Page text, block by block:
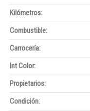
Kilómetros:
Combustible:
Carrocería:
Int Color:
Propietarios:
Condición: